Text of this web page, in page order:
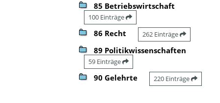
85 Betriebswirtschaft
100 Einträge
86 Recht 262 Einträge
89 Politikwissenschaften
59 Einträge
90 Gelehrte 220 Einträge